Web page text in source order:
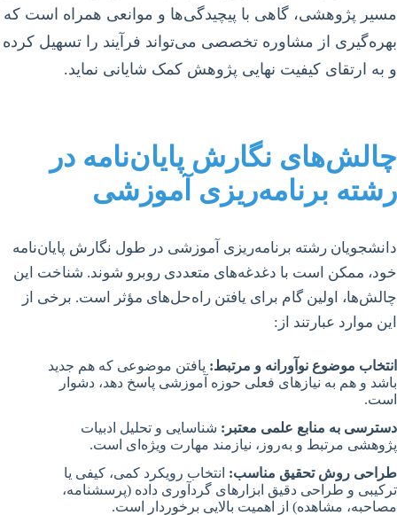
مسیر پژوهشی، گاهی با پیچیدگی‌ها و موانعی همراه است که
بهره‌گیری از مشاوره تخصصی می‌تواند فرآیند را تسهیل کرده
و به ارتقای کیفیت نهایی پژوهش کمک شایانی نماید.
چالش‌های نگارش پایان‌نامه در
رشته برنامه‌ریزی آموزشی
دانشجویان رشته برنامه‌ریزی آموزشی در طول نگارش پایان‌نامه
خود، ممکن است با دغدغه‌های متعددی روبرو شوند. شناخت این
چالش‌ها، اولین گام برای یافتن راه‌حل‌های مؤثر است. برخی از
این موارد عبارتند از:
انتخاب موضوع نوآورانه و مرتبط: یافتن موضوعی که هم جدید
باشد و هم به نیازهای فعلی حوزه آموزشی پاسخ دهد، دشوار
است.
دسترسی به منابع علمی معتبر: شناسایی و تحلیل ادبیات
پژوهشی مرتبط و به‌روز، نیازمند مهارت ویژه‌ای است.
طراحی روش تحقیق مناسب: انتخاب رویکرد کمی، کیفی یا
ترکیبی و طراحی دقیق ابزارهای گردآوری داده (پرسشنامه،
مصاحبه، مشاهده) از اهمیت بالایی برخوردار است.